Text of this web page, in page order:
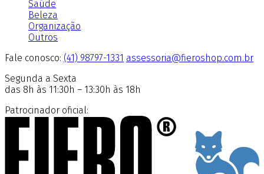
Saúde
Beleza
Organização
Outros
Fale conosco: (41) 98797-1331 assessoria@fieroshop.com.br
Segunda a Sexta
das 8h às 11:30h – 13:30h às 18h
Patrocinador oficial: